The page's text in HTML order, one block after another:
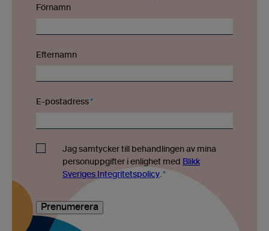
Förnamn
Efternamn
E-postadress*
Jag samtycker till behandlingen av mina
personuppgifter i enlighet med Blikk
Sveriges Integritetspolicy *